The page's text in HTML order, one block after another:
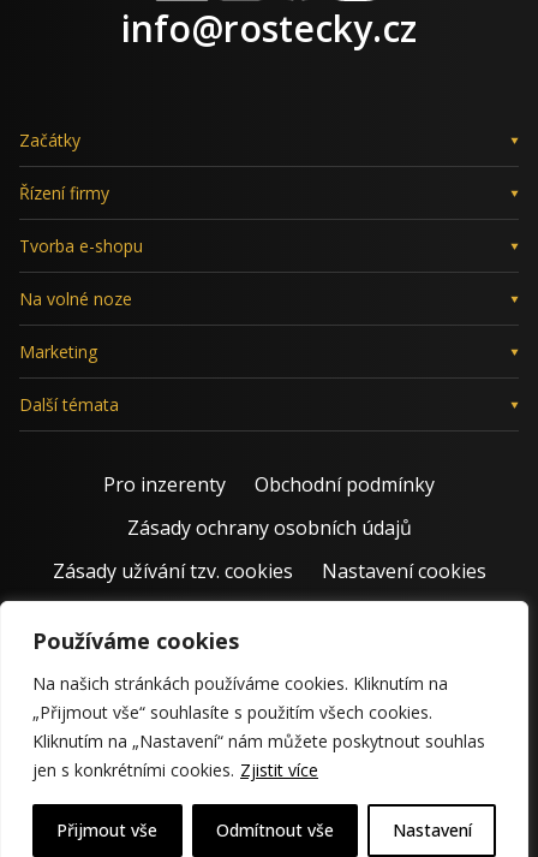
Používáme cookies
Na našich stránkách používáme cookies. Kliknutím na
„Přijmout vše“ souhlasíte s použitím všech cookies.
Kliknutím na „Nastavení“ nám můžete poskytnout souhlas
jen s konkrétními cookies. Zjistit více
Nastavení
Odmítnout vše
Přijmout vše
LinkedIn
X FacebookInstagram
info@rostecky.cz
Začátky
Řízení firmy
Tvorba e-shopu
Na volné noze
Marketing
Další témata
Pro inzerenty
Obchodní podmínky
Zásady ochrany osobních údajů
Zásady užívání tzv. cookies
Nastavení cookies
© 2011 – 2026 Jiří Rostecký | Inspiruje české podnikatele už 15
krásných let.